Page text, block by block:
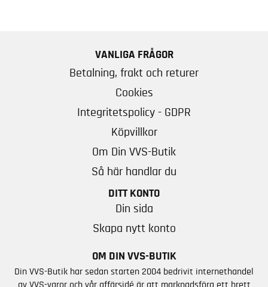
VANLIGA FRÅGOR
Betalning, frakt och returer
Cookies
Integritetspolicy - GDPR
Köpvillkor
Om Din VVS-Butik
Så här handlar du
DITT KONTO
Din sida
Skapa nytt konto
OM DIN VVS-BUTIK
Din VVS-Butik har sedan starten 2004 bedrivit internethandel
av VVS-varor och vår affärsidé är att marknadsföra ett brett